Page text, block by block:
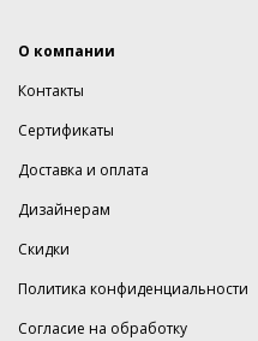
О компании
Контакты
Сертификаты
Доставка и оплата
Дизайнерам
Скидки
Политика конфиденциальности
Согласие на обработку